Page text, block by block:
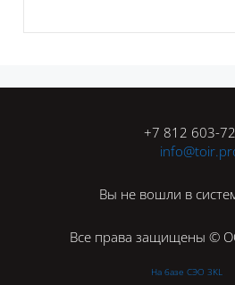
+7 812 603-
Вы не вошли в
Все права защищены ©
На базе СЭО 3KL